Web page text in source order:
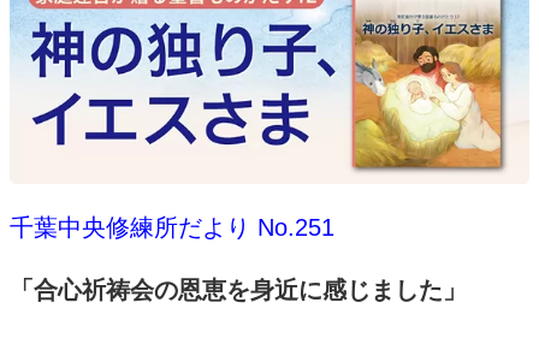
千葉中央修練所だより No.251
「合心祈祷会の恩恵を身近に感じました」